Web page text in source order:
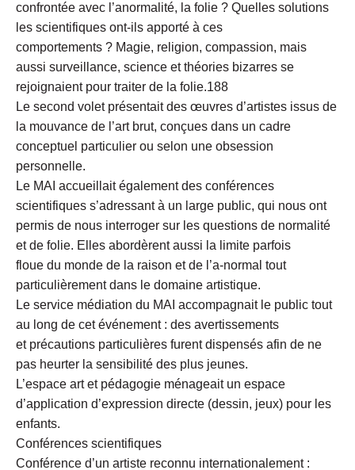
confrontée avec l’anormalité, la folie ? Quelles solutions
les scientifiques ont-ils apporté à ces
comportements ? Magie, religion, compassion, mais
aussi surveillance, science et théories bizarres se
rejoignaient pour traiter de la folie.188
Le second volet présentait des œuvres d’artistes issus de
la mouvance de l’art brut, conçues dans un cadre
conceptuel particulier ou selon une obsession
personnelle.
Le MAI accueillait également des conférences
scientifiques s’adressant à un large public, qui nous ont
permis de nous interroger sur les questions de normalité
et de folie. Elles abordèrent aussi la limite parfois
floue du monde de la raison et de l’a-normal tout
particulièrement dans le domaine artistique.
Le service médiation du MAI accompagnait le public tout
au long de cet événement : des avertissements
et précautions particulières furent dispensés afin de ne
pas heurter la sensibilité des plus jeunes.
L’espace art et pédagogie ménageait un espace
d’application d’expression directe (dessin, jeux) pour les
enfants.
Conférences scientifiques
Conférence d’un artiste reconnu internationalement :